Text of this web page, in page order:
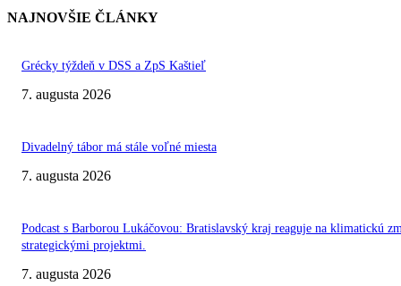
NAJNOVŠIE ČLÁNKY
Grécky týždeň v DSS a ZpS Kaštieľ
7. augusta 2026
Divadelný tábor má stále voľné miesta
7. augusta 2026
Podcast s Barborou Lukáčovou: Bratislavský kraj reaguje na klimatickú
strategickými projektmi.
7. augusta 2026